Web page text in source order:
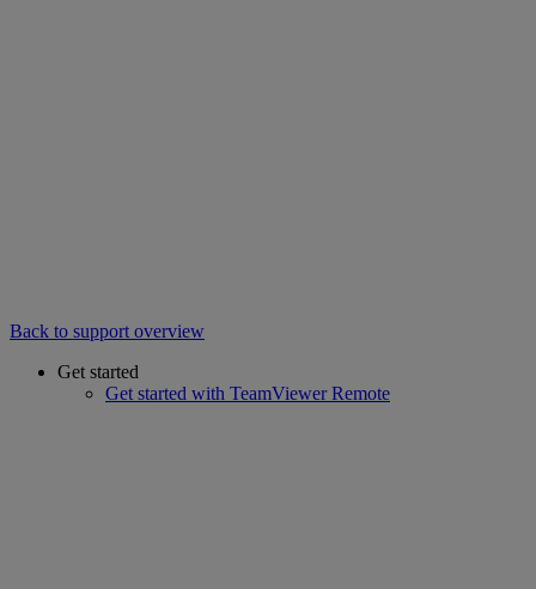
Back to support overview
Get started
Get started with TeamViewer Remote